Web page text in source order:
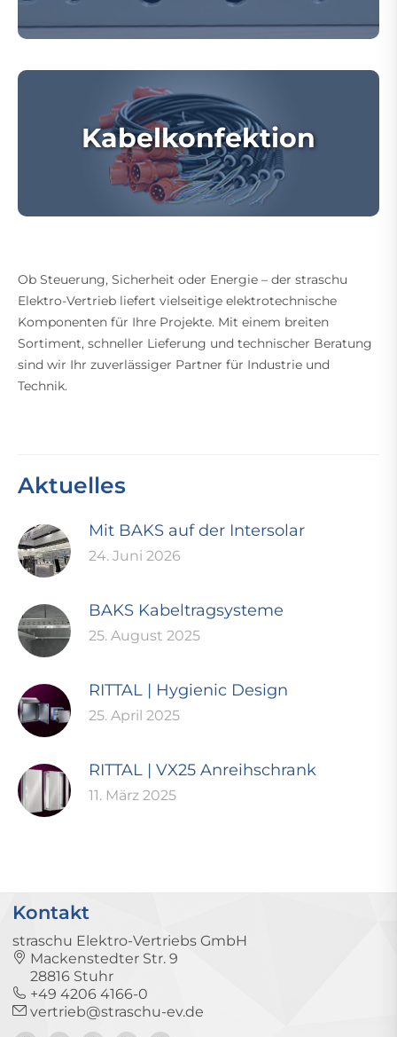
Kabelkonfektion
Ob Steuerung, Sicherheit oder Energie – der straschu
Elektro-Vertrieb liefert vielseitige elektrotechnische
Komponenten für Ihre Projekte. Mit einem breiten
Sortiment, schneller Lieferung und technischer Beratung
sind wir Ihr zuverlässiger Partner für Industrie und
Technik.
Aktuelles
Mit BAKS auf der Intersolar
24. Juni 2026
BAKS Kabeltragsysteme
25. August 2025
RITTAL | Hygienic Design
25. April 2025
RITTAL | VX25 Anreihschrank
11. März 2025
Kontakt
straschu Elektro-Vertriebs GmbH
Mackenstedter Str. 9
28816 Stuhr
+49 4206 4166-0
vertrieb@straschu-ev.de